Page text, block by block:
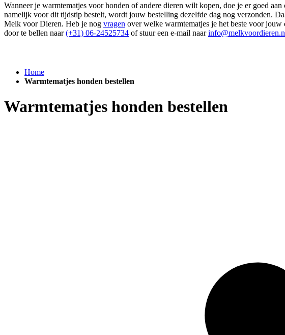
Wanneer je warmtematjes voor honden of andere dieren wilt kopen, doe je er goed
namelijk voor dit tijdstip bestelt, wordt jouw bestelling dezelfde dag nog verzonden.
Melk voor Dieren. Heb je nog vragen over welke warmtematjes je het beste voor jouw
door te bellen naar(+31) 06-24525734 of stuur een e-mail naar
Home
Warmtematjes honden bestellen
Warmtematjes honden bestellen